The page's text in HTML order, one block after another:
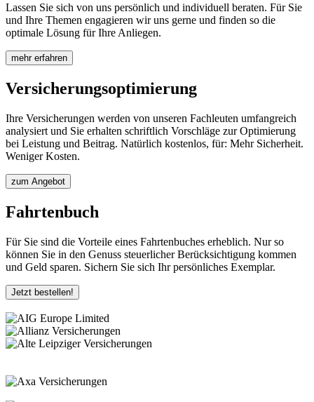
Lassen Sie sich von uns persönlich und individuell beraten. Für Sie
und Ihre Themen engagieren wir uns gerne und finden so die
optimale Lösung für Ihre Anliegen.
mehr erfahren
Versicherungsoptimierung
Ihre Versicherungen werden von unseren Fachleuten umfangreich
analysiert und Sie erhalten schriftlich Vorschläge zur Optimierung
bei Leistung und Beitrag. Natürlich kostenlos, für: Mehr Sicherheit.
Weniger Kosten.
zum Angebot
Fahrtenbuch
Für Sie sind die Vorteile eines Fahrtenbuches erheblich. Nur so
können Sie in den Genuss steuerlicher Berücksichtigung kommen
und Geld sparen. Sichern Sie sich Ihr persönliches Exemplar.
Jetzt bestellen!